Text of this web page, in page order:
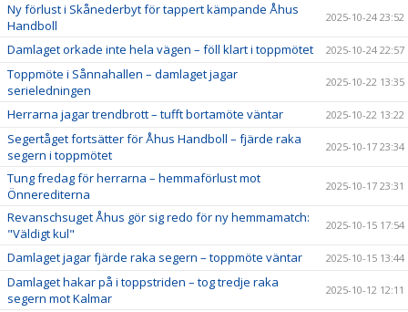
Ny förlust i Skånederbyt för tappert kämpande Åhus
Handboll
2025-10-24 23:52
Damlaget orkade inte hela vägen – föll klart i toppmötet 2025-10-24 22:57
Toppmöte i Sånnahallen – damlaget jagar
serieledningen
2025-10-22 13:35
Herrarna jagar trendbrott – tufft bortamöte väntar 2025-10-22 13:22
Segertåget fortsätter för Åhus Handboll – fjärde raka
segern i toppmötet
2025-10-17 23:34
Tung fredag för herrarna – hemmaförlust mot
Önnerediterna
2025-10-17 23:31
Revanschsuget Åhus gör sig redo för ny hemmamatch:
"Väldigt kul"
2025-10-15 17:54
Damlaget jagar fjärde raka segern – toppmöte väntar 2025-10-15 13:44
Damlaget hakar på i toppstriden – tog tredje raka
segern mot Kalmar
2025-10-12 12:11